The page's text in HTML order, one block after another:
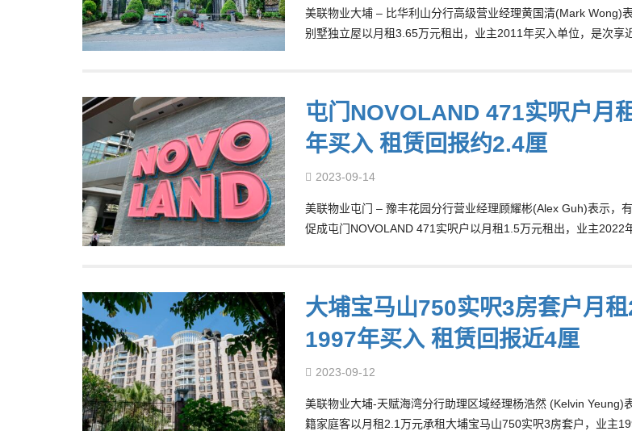
美联物业大埔 – 比华利山分行高级营业经理黄国清(Mark Wong)
别墅独立屋以月租3.65万元租出，业主2011年买入单位，是次享
屯门NOVOLAND 471实呎户月
年买入 租赁回报约2.4厘
2023-09-14
美联物业屯门 – 豫丰花园分行营业经理顾耀彬(Alex Guh)表示，
促成屯门NOVOLAND 471实呎户以月租1.5万元租出，业主2022
大埔宝马山750实呎3房套户月
1997年买入 租赁回报近4厘
2023-09-12
美联物业大埔-天赋海湾分行助理区域经理杨浩然 (Kelvin
籍家庭客以月租2.1万元承租大埔宝马山750实呎3房套户，业主